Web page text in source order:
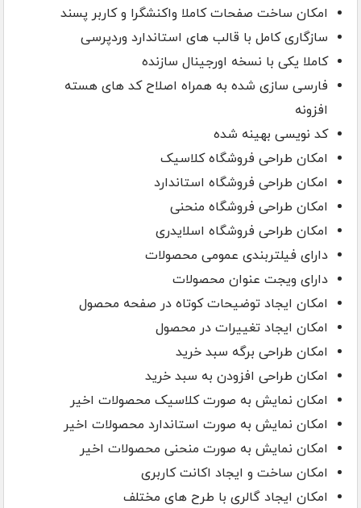
امکان ساخت صفحات کاملا واکنشگرا و کاربر پسند
سازگاری کامل با قالب های استاندارد وردپرسی
کاملا یکی با نسخه اورجینال سازنده
فارسی سازی شده به همراه اصلاح کد های هسته
افزونه
کد نویسی بهینه شده
امکان طراحی فروشگاه کلاسیک
امکان طراحی فروشگاه استاندارد
امکان طراحی فروشگاه منحنی
امکان طراحی فروشگاه اسلایدری
دارای فیلتربندی عمومی محصولات
دارای ویجت عنوان محصولات
امکان ایجاد توضیحات کوتاه در صفحه محصول
امکان ایجاد تغییرات در محصول
امکان طراحی برگه سبد خرید
امکان طراحی افزودن به سبد خرید
امکان نمایش به صورت کلاسیک محصولات اخیر
امکان نمایش به صورت استاندارد محصولات اخیر
امکان نمایش به صورت منحنی محصولات اخیر
امکان ساخت و ایجاد اکانت کاربری
امکان ایجاد گالری با طرح های مختلف